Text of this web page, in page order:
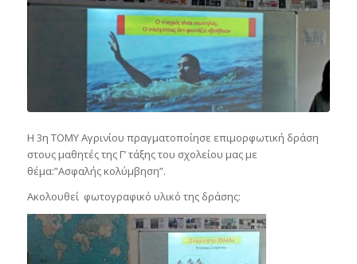
Η 3η ΤΟΜΥ Αγρινίου πραγματοποίησε επιμορφωτική δράση
στους μαθητές της Γ’ τάξης του σχολείου μας με
θέμα:”Ασφαλής κολύμβηση”.
Ακολουθεί φωτογραφικό υλικό της δράσης: